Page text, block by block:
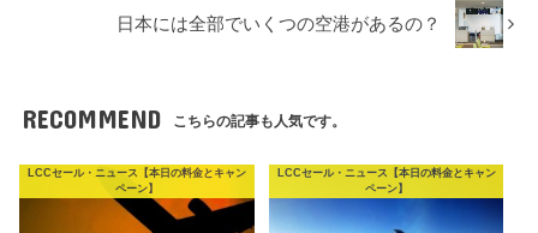
日本には全部でいくつの空港があるの？
RECOMMEND こちらの記事も人気です。
LCCセール・ニュース【本日の料金とキャン
ペーン】
LCCセール・ニュース【本日の料金とキャン
ペーン】